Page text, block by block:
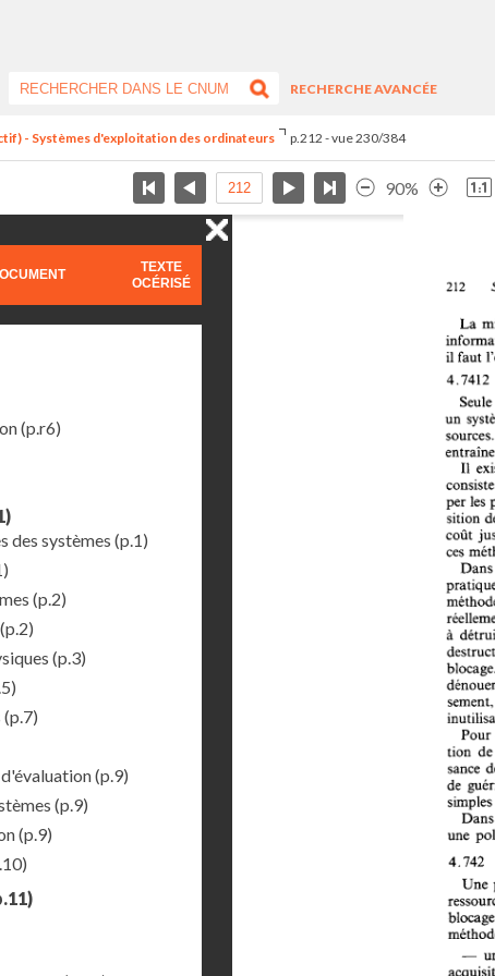
RECHERCHE AVANCÉE
- Systèmes d'exploitation des ordinateurs p.212 - vue 230/384
90%
TEXTE
OCÉRISÉ
(p.r6)
des systèmes (p.1)
(p.2)
(p.2)
(p.3)
(p.7)
(p.9)
(p.9)
(p.9)